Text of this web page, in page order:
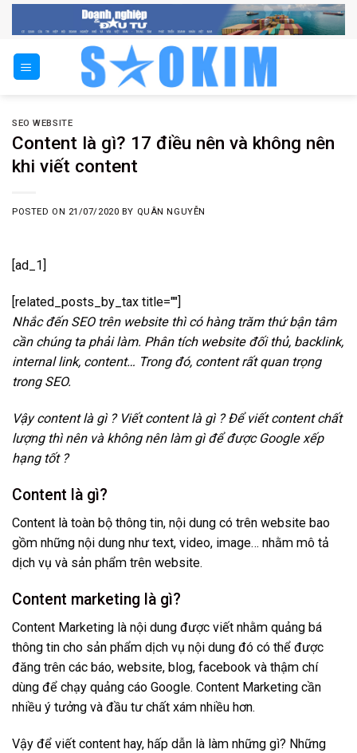
content
SEO WEBSITE
Content là gì? 17 điều nên và không nên
khi viết content
POSTED ON 21/07/2020 BY QUÂN NGUYỄN
[ad_1]
[related_posts_by_tax title=""]
Nhắc đến SEO trên website thì có hàng trăm thứ bận tâm
cần chúng ta phải làm. Phân tích website đối thủ, backlink,
internal link, content… Trong đó, content rất quan trọng
trong SEO.
Vậy content là gì ? Viết content là gì ? Để viết content chất
lượng thì nên và không nên làm gì để được Google xếp
hạng tốt ?
Content là gì?
Content là toàn bộ thông tin, nội dung có trên website bao
gồm những nội dung như text, video, image… nhằm mô tả
dịch vụ và sản phẩm trên website.
Content marketing là gì?
Content Marketing là nội dung được viết nhằm quảng bá
thông tin cho sản phẩm dịch vụ nội dung đó có thể được
đăng trên các báo, website, blog, facebook và thậm chí
dùng để chạy quảng cáo Google. Content Marketing cần
nhiều ý tưởng và đầu tư chất xám nhiều hơn.
Vậy để viết content hay, hấp dẫn là làm những gì? Những